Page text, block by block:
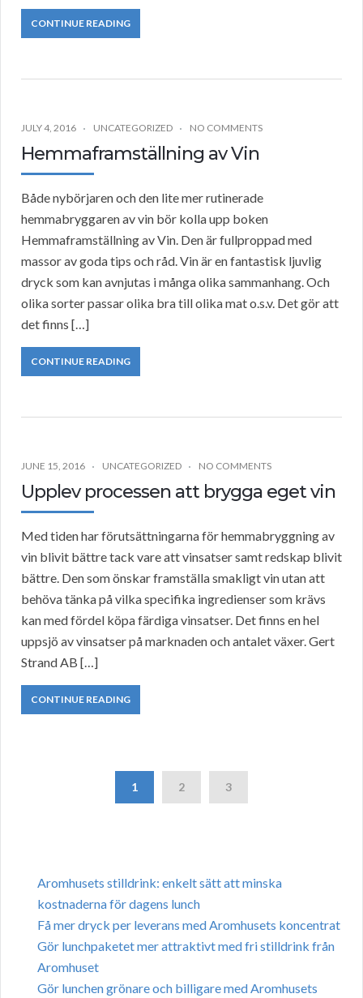
CONTINUE READING
JULY 4, 2016 UNCATEGORIZED NO COMMENTS
Hemmaframställning av Vin
Både nybörjaren och den lite mer rutinerade
hemmabryggaren av vin bör kolla upp boken
Hemmaframställning av Vin. Den är fullproppad med
massor av goda tips och råd. Vin är en fantastisk ljuvlig
dryck som kan avnjutas i många olika sammanhang. Och
olika sorter passar olika bra till olika mat o.s.v. Det gör att
det finns […]
CONTINUE READING
JUNE 15, 2016 UNCATEGORIZED NO COMMENTS
Upplev processen att brygga eget vin
Med tiden har förutsättningarna för hemmabryggning av
vin blivit bättre tack vare att vinsatser samt redskap blivit
bättre. Den som önskar framställa smakligt vin utan att
behöva tänka på vilka specifika ingredienser som krävs
kan med fördel köpa färdiga vinsatser. Det finns en hel
uppsjö av vinsatser på marknaden och antalet växer. Gert
Strand AB […]
CONTINUE READING
1 2 3
Aromhusets stilldrink: enkelt sätt att minska
kostnaderna för dagens lunch
Få mer dryck per leverans med Aromhusets koncentrat
Gör lunchpaketet mer attraktivt med fri stilldrink från
Aromhuset
Gör lunchen grönare och billigare med Aromhusets